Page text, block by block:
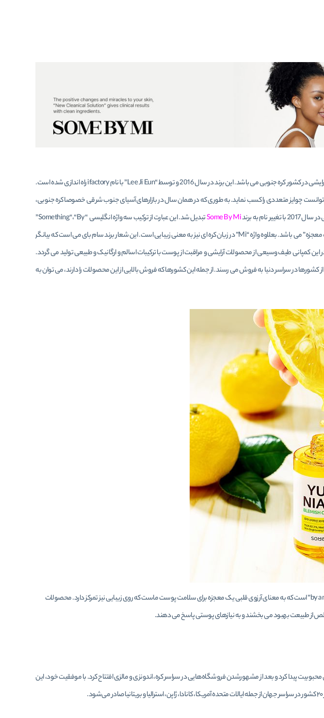
یکی از برندهای جدید در حوزه زیبایی و آرایشی در کشور کره جنوبی می باشد. این برند در سال 2016 و توسط “Lee Ji Eun” با نام ifactory راه اندازی شده است.
توانست چوایز متعددی را کسب نماید. به طوری که در همان سال در بازارهای آسیای جنوب شرقی خصوصا کره جنوبی،
به برند
Some By Mi
تبدیل شد. این عبارت از ترکیب سه واژه انگلیسی “Something“،“By”
و “Miracle” ساخته شده که به معنای “چیزی توسط یک معجزه” می باشد. بعلاوه واژه “Mi” در زبان کره ای نیز به معنی زیبایی است. این شعار برند سام بای می است که بیانگر
این کمپانی طیف وسیعی از محصولات آرایشی و مراقبت از پوست با ترکیبات اسالم و ارگانیک و طبیعی تولید می گردد.
از کشورها در سراسر دنیا به فروش می رسند. از جمله این کشورها که فروش بالایی از این محصولات را دارند، می توان به
برند سام بای می ترکیب دو واژه “something” و “by a miracle” است که به معنای آرزوی قلبی یک معجزه برای سلامت پوست ماست که روی زیبایی نیز تمرکز دارد. محصولات
از طبیعت بهبود می بخشند و به نیازهای پوستی پاسخ می دهند.
پیدا کرد و بعد از مشهورشدن فروشگاه‌هایی در سراسر کره، اندونزی و مالزی افتتاح کرد. با موفقیت خود، این